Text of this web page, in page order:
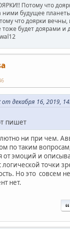
Потому что
ними будущее
что доярки
тоже будет доярами и
декабря 16, 2019,
пишет
ни при чем.
по таким вопросам,
от эмоций и
точки
Но это совсем
нет.